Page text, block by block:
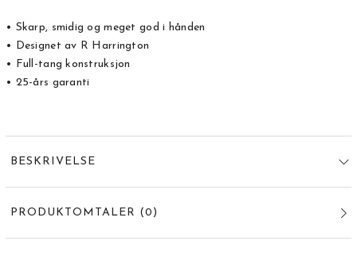
• Skarp, smidig og meget god i hånden
• Designet av R Harrington
• Full-tang konstruksjon
• 25-års garanti
BESKRIVELSE
PRODUKTOMTALER (0 )